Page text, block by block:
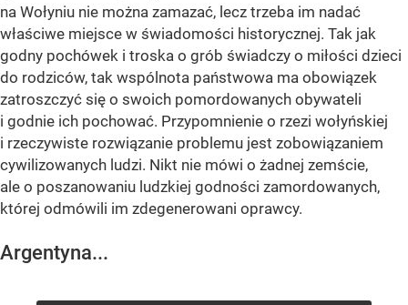
na Wołyniu nie można zamazać, lecz trzeba im nadać
właściwe miejsce w świadomości historycznej. Tak jak
godny pochówek i troska o grób świadczy o miłości dzieci
do rodziców, tak wspólnota państwowa ma obowiązek
zatroszczyć się o swoich pomordowanych obywateli
i godnie ich pochować. Przypomnienie o rzezi wołyńskiej
i rzeczywiste rozwiązanie problemu jest zobowiązaniem
cywilizowanych ludzi. Nikt nie mówi o żadnej zemście,
ale o poszanowaniu ludzkiej godności zamordowanych,
której odmówili im zdegenerowani oprawcy.
Argentyna...